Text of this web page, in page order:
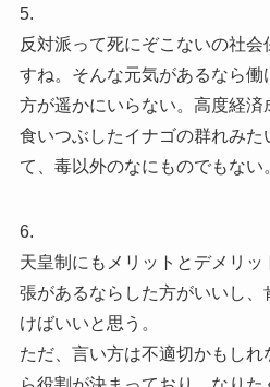
5.
反対派って死にぞこないの社
すね。そんな元気があるなら
方が遥かにいらない。高度経
食いつぶしたイナゴの群れみた
て、毒以外のなにものでもない
6.
天皇制にもメリットとデメリ
張があるならした方がいいし
けばいいと思う。
ただ、言い方は不適切かもし